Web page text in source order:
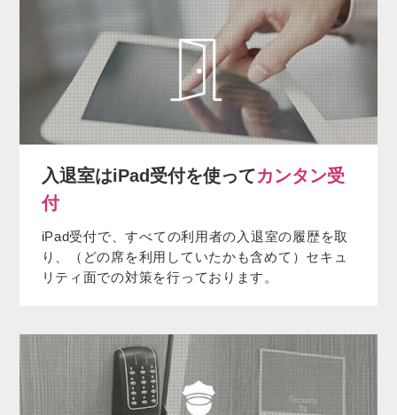
入退室はiPad受付を使ってカンタン受
付
iPad受付で、すべての利用者の入退室の履歴を取
り、（どの席を利用していたかも含めて）セキュ
リティ面での対策を行っております。